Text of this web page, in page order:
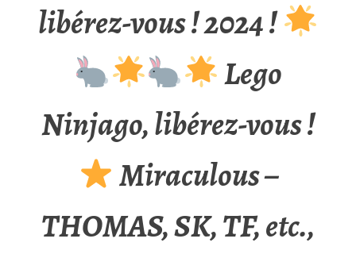
libérez-vous ! 2024 !
Lego
Ninjago, libérez-vous !
Miraculous –
THOMAS, SK, TF, etc.,